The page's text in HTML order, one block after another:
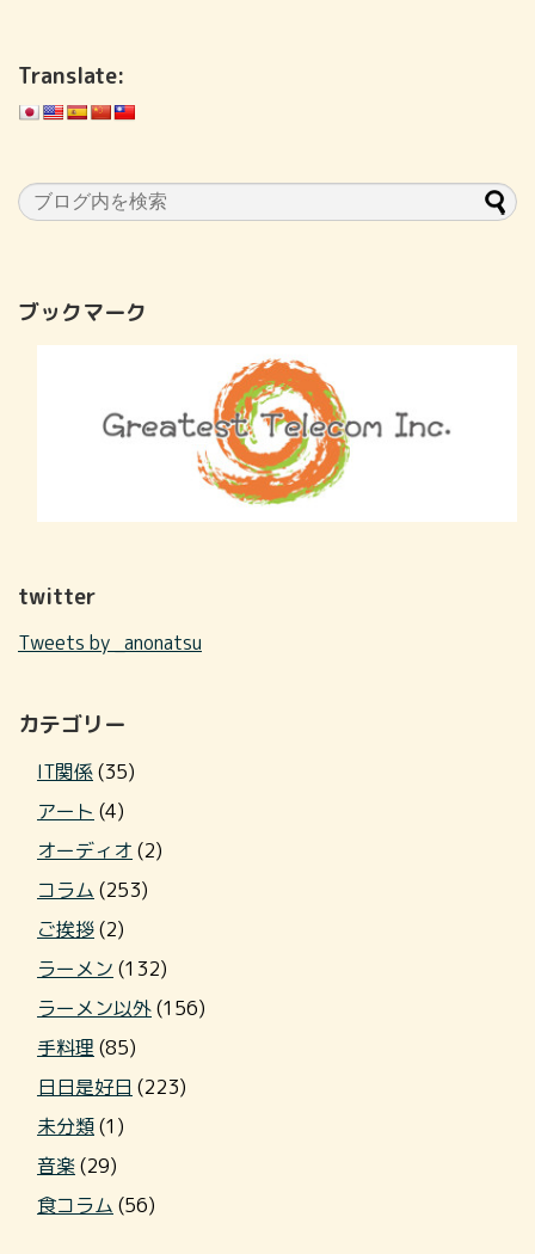
Translate:
ブックマーク
twitter
Tweets by _anonatsu
カテゴリー
IT関係(35)
アート (4)
オーディオ (2)
コラム (253)
ご挨拶(2)
ラーメン (132)
ラーメン以外(156)
手料理 (85)
日日是好日 (223)
未分類(1)
音楽(29)
食コラム (56)